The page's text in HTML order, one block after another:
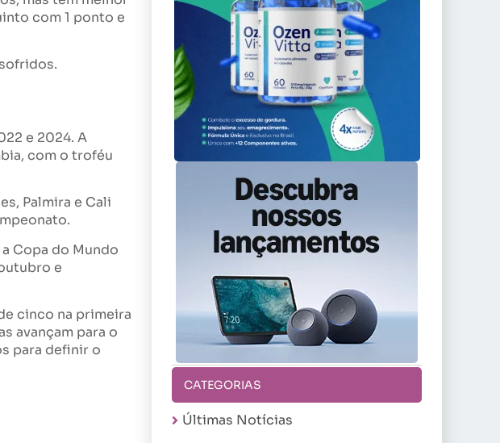
com 1 ponto e
e 2024. A
com o troféu
Palmira e Cali
Copa do Mundo
e
cinco na primeira
avançam para o
para definir o
CATEGORIAS
Últimas Notícias